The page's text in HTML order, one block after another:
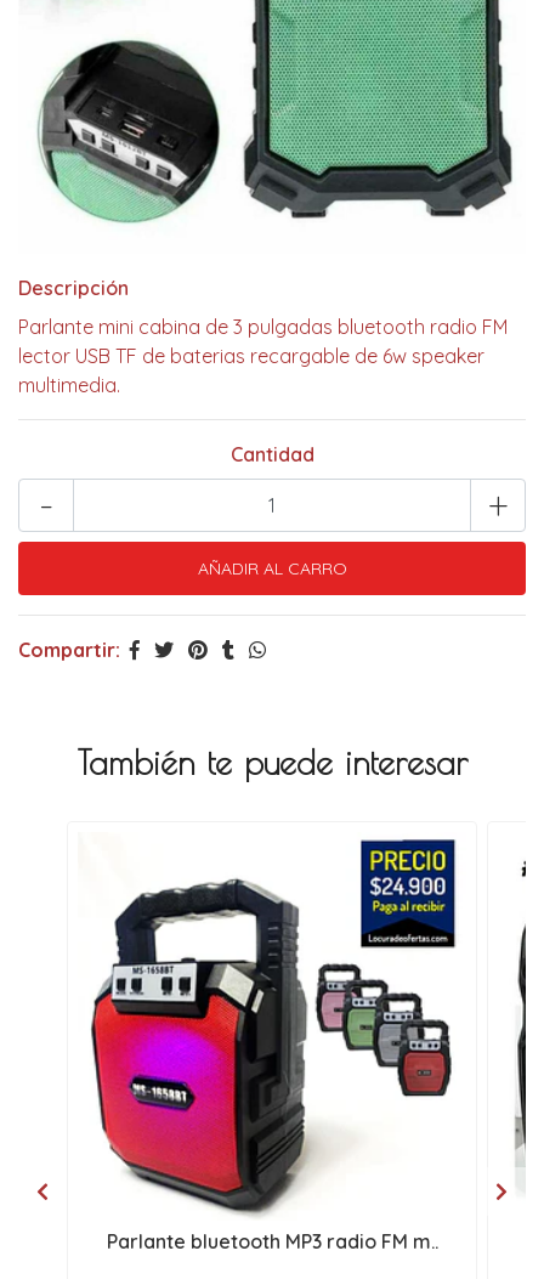
Descripción
Parlante mini cabina de 3 pulgadas bluetooth radio FM
lector USB TF de baterias recargable de 6w speaker
multimedia.
Cantidad
+
-
Compartir:
También te puede interesar
Parlante bluetooth MP3 radio FM m..